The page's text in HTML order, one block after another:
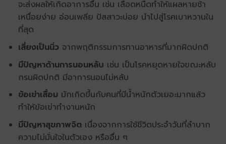
จะส่งผลให้เกิดอาการอื่น เช่น เลือดหนืดทำให้แผลหายช้า
เหนื่อยง่าย อ่อนเพลีย ปัสสาวะบ่อย นำไปสู่โรคเบาหวานใน
ที่สุด
เสี่ยงเป็นนิ่ว จากพฤติกรรมการทานอาหารที่มากผิดปกติ
มีปัญหาด้านการนอนหลับ เช่น เป็นโรคหยุดหายใจขณะหลับ
กรนผิดปกติ มีอาการนอนไม่หลับ
ข้อเข่าเสื่อม มักเกิดขึ้นกับคนที่มีน้ำหนักตัวเยอะมากแล้ว
ทำให้ข้อเข่าทำงานหนัก
มีปัญหาสุขภาพจิต เนื่องจากการใช้ชีวิตประจำวันที่ลำบาก
ความไม่มั่นใจในตัวเอง หรืออื่น ๆ